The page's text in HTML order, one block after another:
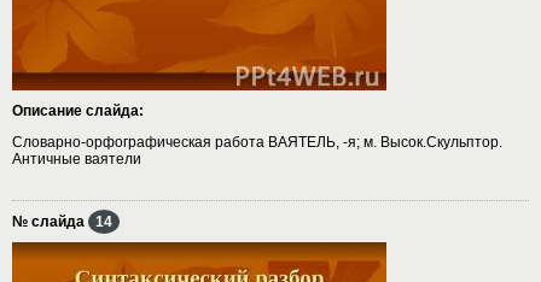
Описание слайда:
Словарно-орфографическая работа ВАЯТЕЛЬ, -я; м. Высок.Скульптор.
Античные ваятели
№ слайда 14